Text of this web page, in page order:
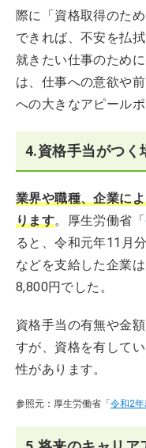
際に「資格取得のた
できれば、不安を払
就きたい仕事のため
は、仕事への意欲や
への大きなアピール
4.資格手当がつく
業界や職種、企業に
ります。厚生労働省「
ると、令和元年11月
などを支給した企業
8,800円でした。
資格手当の有無や金
すが、資格を有して
性があります。
参照元：厚生労働省「 令和2